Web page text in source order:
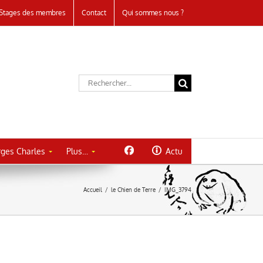
des membres Contact Qui sommes nous ?
Rechercher:
Charles Plus… Actu
Accueil / le Chien de Terre / IMG_3794